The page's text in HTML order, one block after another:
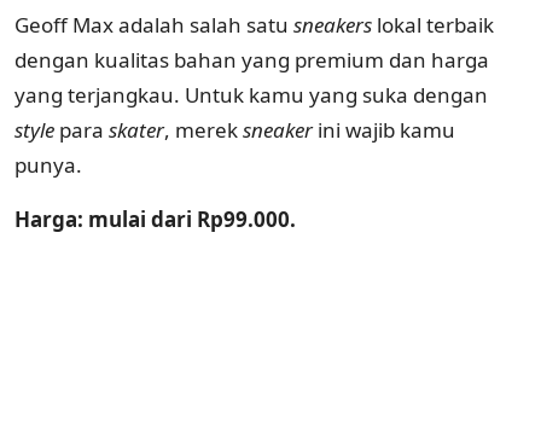
Geoff Max adalah salah satu sneakers lokal terbaik
dengan kualitas bahan yang premium dan harga
yang terjangkau. Untuk kamu yang suka dengan
style para skater, mereksneakerini wajib kamu
punya.
Harga: mulai dari Rp99.000.